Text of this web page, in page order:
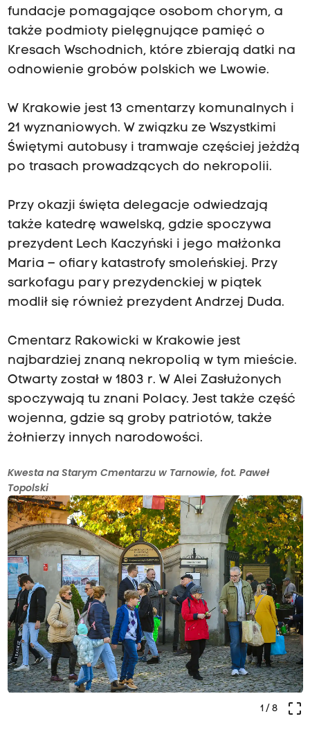
fundacje pomagające osobom chorym, a
także podmioty pielęgnujące pamięć o
Kresach Wschodnich, które zbierają datki na
odnowienie grobów polskich we Lwowie.
W Krakowie jest 13 cmentarzy komunalnych i
21 wyznaniowych. W związku ze Wszystkimi
Świętymi autobusy i tramwaje częściej jeżdżą
po trasach prowadzących do nekropolii.
Przy okazji święta delegacje odwiedzają
także katedrę wawelską, gdzie spoczywa
prezydent Lech Kaczyński i jego małżonka
Maria – ofiary katastrofy smoleńskiej. Przy
sarkofagu pary prezydenckiej w piątek
modlił się również prezydent Andrzej Duda.
Cmentarz Rakowicki w Krakowie jest
najbardziej znaną nekropolią w tym mieście.
Otwarty został w 1803 r. W Alei Zasłużonych
spoczywają tu znani Polacy. Jest także część
wojenna, gdzie są groby patriotów, także
żołnierzy innych narodowości.
Kwesta na Starym Cmentarzu w Tarnowie, fot. Paweł
Topolski
crop_free
1 / 8